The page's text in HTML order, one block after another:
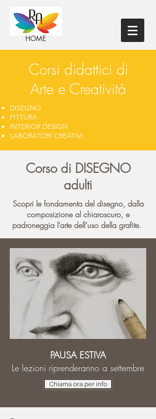
HOME
Corsi didattici di
Arte e Creatività
DISEGNO
PITTURA
INTERIOR DESIGN
LABORATORI CREATIVI
Corso di DISEGNO
adulti
Scopri le fondamenta del disegno, dalla
composizione al chiaroscuro, e
padroneggia l’arte dell’uso della grafite.
Chiama ora per info
PAUSA ESTIVA
Le lezioni riprenderanno a settembre